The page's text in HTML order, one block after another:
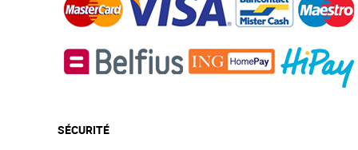
SÉCURITÉ